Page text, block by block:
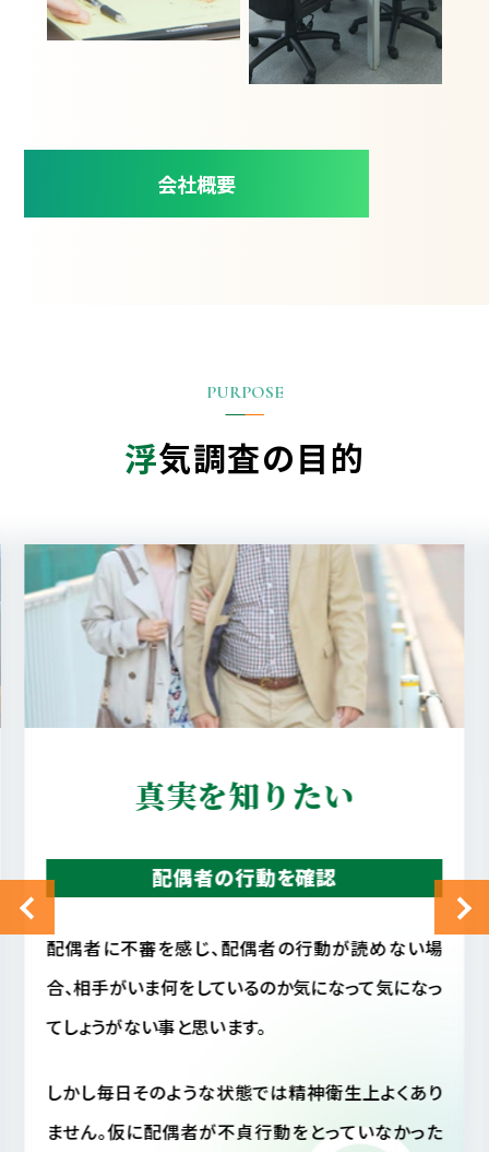
会社概要
浮気調査の目的
真実を知りたい
配偶者の行動を確認
配偶者に不審を感じ、配偶者の行動が読めない場
合、相手がいま何をしているのか気になって気になっ
てしょうがない事と思います。
しかし毎日そのような状態では精神衛生上よくあり
ません。仮に配偶者が不貞行動をとっていなかった